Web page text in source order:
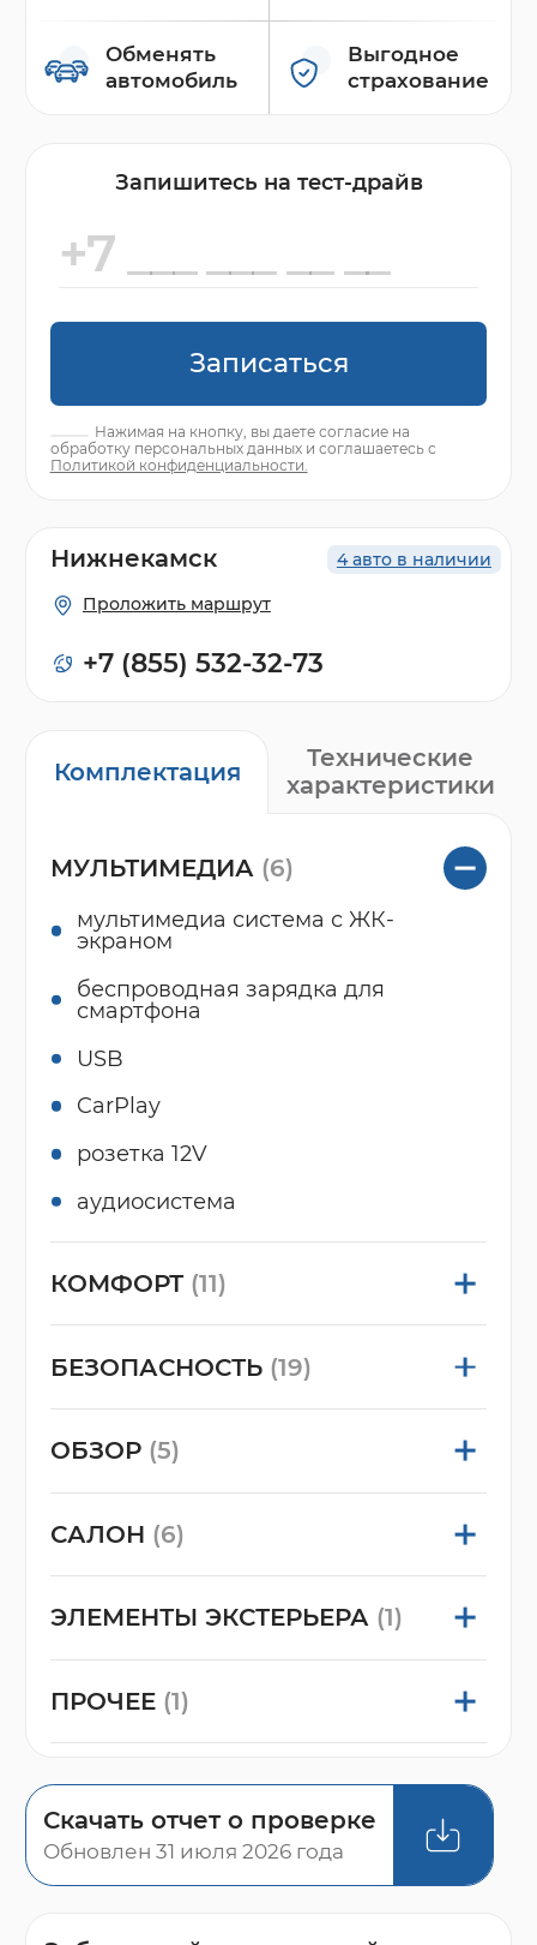
Обменять
автомобиль
Выгодное
страхование
Запишитесь на тест-драйв
Записаться
Нажимая на кнопку, вы даете согласие на
обработку персональных данных и соглашаетесь с
Политикой конфиденциальности.
Комплектация
Технические
характеристики
МУЛЬТИМЕДИА (6)
мультимедиа система с ЖК-
экраном
беспроводная зарядка для
смартфона
USB
CarPlay
розетка 12V
аудиосистема
КОМФОРТ (11)
БЕЗОПАСНОСТЬ (19)
ОБЗОР (5)
САЛОН (6)
ЭЛЕМЕНТЫ ЭКСТЕРЬЕРА (1)
ПРОЧЕЕ (1)
Скачать отчет о проверке
Обновлен 31 июля 2026 года
4 авто в наличии
Нижнекамск
Проложить маршрут
+7 (855) 532-32-73